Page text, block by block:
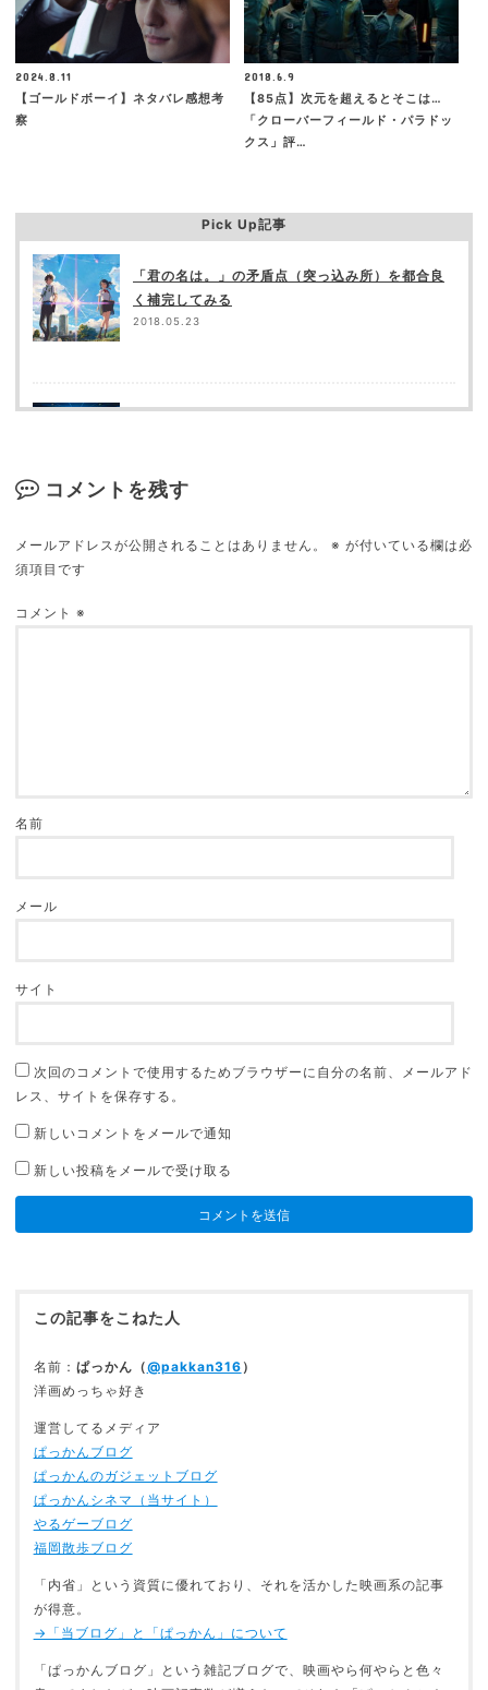
2024.8.11
【ゴールドボーイ】ネタバレ感想考
察
2018.6.9
【85点】次元を超えるとそこは…
「クローバーフィールド・パラドッ
クス」評…
Pick Up記事
「君の名は。」の矛盾点（突っ込み所）を都合良
く補完してみる
2018.05.23
コメントを残す
メールアドレスが公開されることはありません。 ※ が付いている欄は必
須項目です
コメント ※
名前
メール
サイト
次回のコメントで使用するためブラウザーに自分の名前、メールアド
レス、サイトを保存する。
新しいコメントをメールで通知
新しい投稿をメールで受け取る
この記事をこねた人
名前： ぱっかん（@pakkan316 ）
洋画めっちゃ好き
運営してるメディア
ぱっかんブログ
ぱっかんのガジェットブログ
ぱっかんシネマ（当サイト）
やるゲーブログ
福岡散歩ブログ
「内省」という資質に優れており、それを活かした映画系の記事
が得意。
→「当ブログ」と「ぱっかん」について
「ぱっかんブログ」という雑記ブログで、映画やら何やらと色々